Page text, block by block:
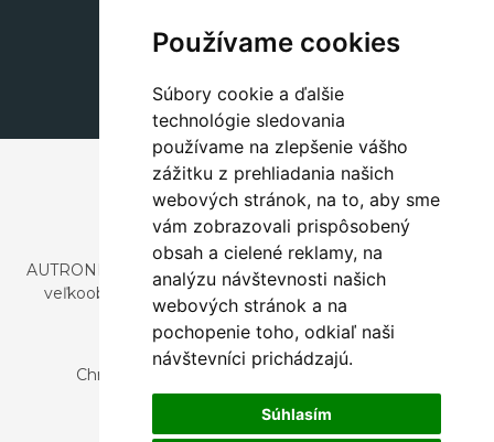
Používame cookies
Súbory cookie a ďalšie
technológie sledovania
používame na zlepšenie vášho
zážitku z prehliadania našich
webových stránok, na to, aby sme
vám zobrazovali prispôsobený
obsah a cielené reklamy, na
analýzu návštevnosti našich
webových stránok a na
pochopenie toho, odkiaľ naši
návštevníci prichádzajú.
Súhlasím
+420 311 604 182
dekorace@autronic.cz
AUTRONIC, s.r.o. je spoločnosť zaoberajúca sa dovozom a
veľkoobchodným predajom dizajnového aj štýlového
nábytku a dekorácií.
Česká republika
Chrustenice 270, 267 12 Loděnice u Berouna
Slovensko
Nová 366, 032 02 Závažná Poruba